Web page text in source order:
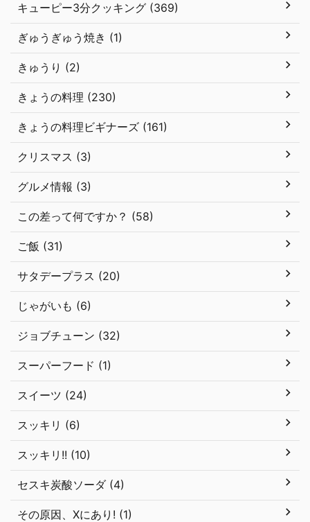
キューピー3分クッキング (369)
ぎゅうぎゅう焼き (1)
きゅうり (2)
きょうの料理 (230)
きょうの料理ビギナーズ (161)
クリスマス (3)
グルメ情報 (3)
この差って何ですか？ (58)
ご飯 (31)
サタデープラス (20)
じゃがいも (6)
ジョブチューン (32)
スーパーフード (1)
スイーツ (24)
スッキリ (6)
スッキリ!! (10)
セスキ炭酸ソーダ (4)
その原因、Xにあり! (1)